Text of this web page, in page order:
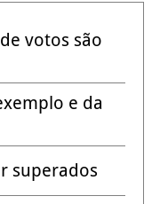
votos são
e da
superados